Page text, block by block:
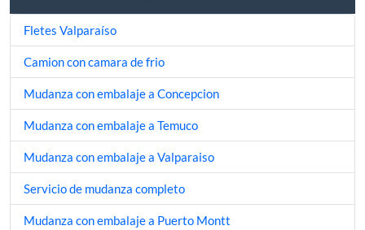
Fletes Valparaíso
Camion con camara de frio
Mudanza con embalaje a Concepcion
Mudanza con embalaje a Temuco
Mudanza con embalaje a Valparaiso
Servicio de mudanza completo
Mudanza con embalaje a Puerto Montt